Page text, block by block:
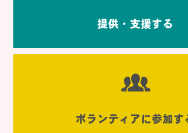
提供・支援する
ボランティアに参加す